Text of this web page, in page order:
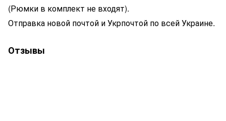
(Рюмки в комплект не входят).
Отправка новой почтой и Укрпочтой по всей Украине.
Отзывы